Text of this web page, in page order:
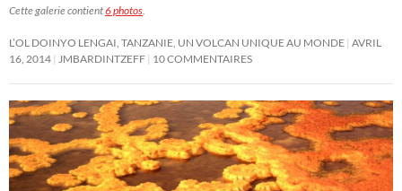
Cette galerie contient6 photos.
L’OL DOINYO LENGAI, TANZANIE, UN VOLCAN UNIQUE AU MONDE AVRIL
16, 2014 JMBARDINTZEFF 10 COMMENTAIRES